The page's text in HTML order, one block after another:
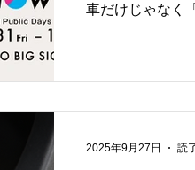
車だけじゃなく
世代の姿”を次
ランド化”され
2025年9月27日 読